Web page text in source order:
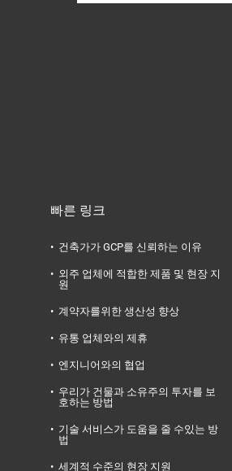
빠른 링크
건축가가 GCP를 신뢰하는 이유
외주 업체에 적합한 제품 및 현장 지
원
계약자를위한 생산성 향상
유통 업체와의 제휴
엔지니어와의 협업
우리가 건물과 소유주의 투자를 보
호하는 방법
기술 서비스가 도움을 줄 수있는 방
법
세계적 수준의 현장 지원